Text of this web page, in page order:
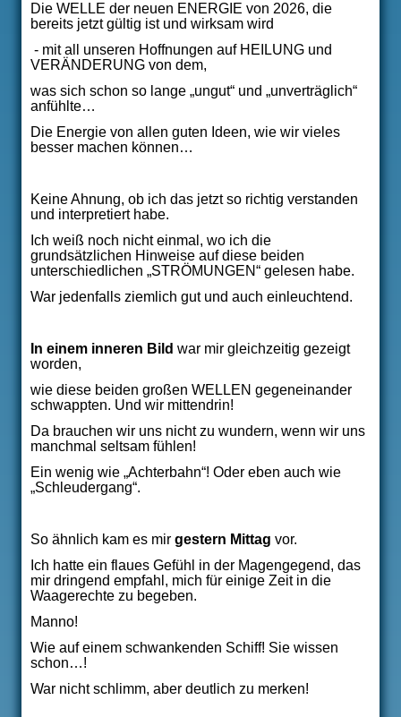
Die WELLE der neuen ENERGIE von 2026, die
bereits jetzt gültig ist und wirksam wird
- mit all unseren Hoffnungen auf HEILUNG und
VERÄNDERUNG von dem,
was sich schon so lange „ungut“ und „unverträglich“
anfühlte…
Die Energie von allen guten Ideen, wie wir vieles
besser machen können…
Keine Ahnung, ob ich das jetzt so richtig verstanden
und interpretiert habe.
Ich weiß noch nicht einmal, wo ich die
grundsätzlichen Hinweise auf diese beiden
unterschiedlichen „STRÖMUNGEN“ gelesen habe.
War jedenfalls ziemlich gut und auch einleuchtend.
In einem inneren Bild war mir gleichzeitig gezeigt
worden,
wie diese beiden großen WELLEN gegeneinander
schwappten. Und wir mittendrin!
Da brauchen wir uns nicht zu wundern, wenn wir uns
manchmal seltsam fühlen!
Ein wenig wie „Achterbahn“! Oder eben auch wie
„Schleudergang“.
So ähnlich kam es mir gestern Mittag vor.
Ich hatte ein flaues Gefühl in der Magengegend, das
mir dringend empfahl, mich für einige Zeit in die
Waagerechte zu begeben.
Manno!
Wie auf einem schwankenden Schiff! Sie wissen
schon…!
War nicht schlimm, aber deutlich zu merken!